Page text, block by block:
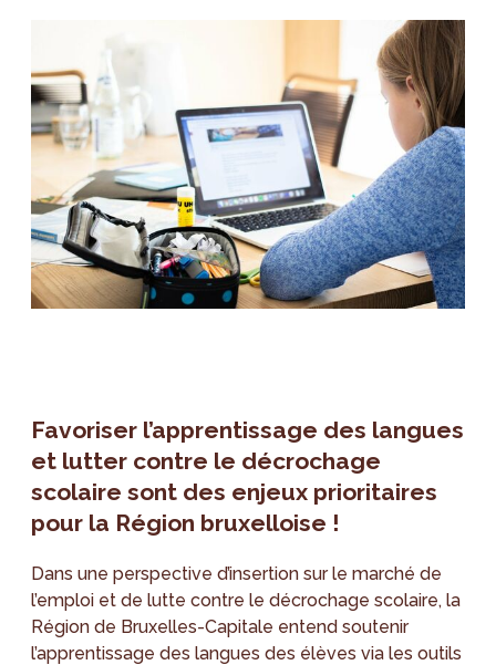
Favoriser l’apprentissage des langues
et lutter contre le décrochage
scolaire sont des enjeux prioritaires
pour la Région bruxelloise !
Dans une perspective d’insertion sur le marché de
l’emploi et de lutte contre le décrochage scolaire, la
Région de Bruxelles-Capitale entend soutenir
l’apprentissage des langues des élèves via les outils